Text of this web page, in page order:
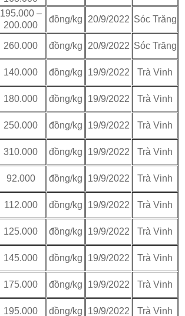
195.000 –
200.000
đồng/kg 20/9/2022 Sóc Trăng
260.000 đồng/kg 20/9/2022 Sóc Trăng
140.000 đồng/kg 19/9/2022 Trà Vinh
180.000 đồng/kg 19/9/2022 Trà Vinh
250.000 đồng/kg 19/9/2022 Trà Vinh
310.000 đồng/kg 19/9/2022 Trà Vinh
92.000 đồng/kg 19/9/2022 Trà Vinh
112.000 đồng/kg 19/9/2022 Trà Vinh
125.000 đồng/kg 19/9/2022 Trà Vinh
145.000 đồng/kg 19/9/2022 Trà Vinh
175.000 đồng/kg 19/9/2022 Trà Vinh
195.000 đồng/kg 19/9/2022 Trà Vinh